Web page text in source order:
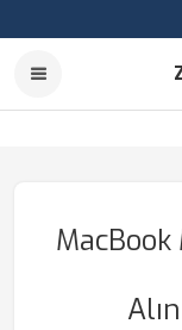
MacBook